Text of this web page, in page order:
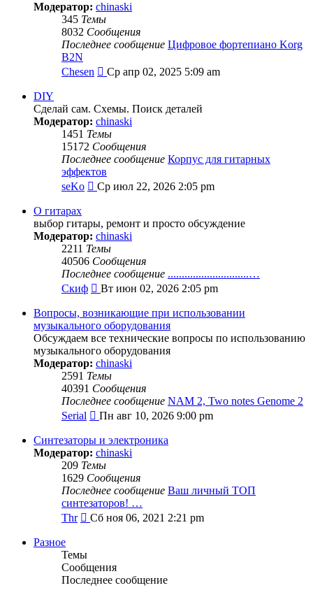
Модератор: chinaski
345 Темы
8032 Сообщения
Последнее сообщение Цифровое фортепиано Korg
B2N
Chesen
Перейти
сообщению
Ср апр 02, 2025 5:09 am
DIY
Сделай сам. Схемы. Поиск деталей
Модератор: chinaski
1451 Темы
15172 Сообщения
Последнее сообщение Корпус для гитарных
эффектов
seKo
Перейти
сообщению
Ср июл 22, 2026 2:05 pm
О гитарах
выбор гитары, ремонт и просто обсуждение
Модератор: chinaski
2211 Темы
40506 Сообщения
Последнее сообщение .............................…
Скиф
Перейти
последнему
сообщению
Вт июн 02, 2026 2:05 pm
Вопросы, возникающие при использовании
музыкального оборудования
Обсуждаем все технические вопросы по использованию
музыкального оборудования
Модератор: chinaski
2591 Темы
40391 Сообщения
Последнее сообщение NAM 2, Two notes Genome 2
Serial
Перейти
последнему
сообщению
Пн авг 10, 2026 9:00 pm
Синтезаторы и электроника
Модератор: chinaski
209 Темы
1629 Сообщения
Последнее сообщение Ваш личный ТОП
синтезаторов! …
Thr
Перейти
сообщению
Сб ноя 06, 2021 2:21 pm
Разное
Темы
Сообщения
Последнее сообщение